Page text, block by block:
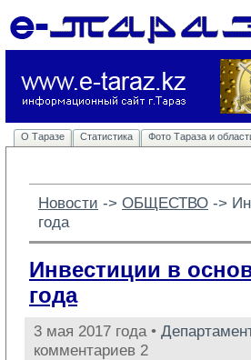
О Таразе Статистика Фото Тараза и
Новости -> ОБЩЕСТВО ->
года
Инвестиции в
года
3 мая 2017 года •
комментариев 2